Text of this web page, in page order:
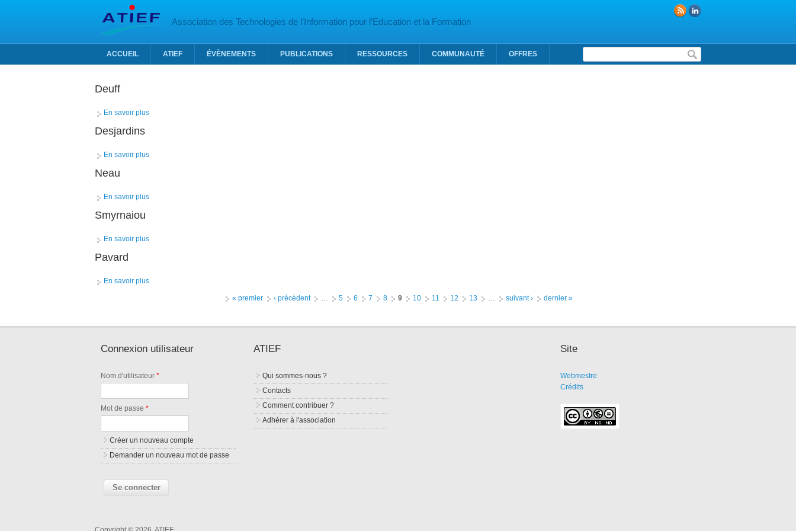
Association des Technologies de l’Information pour l’Education et la Formation
Formulaire de recherche
ACCUEIL ATIEF ÉVÈNEMENTS PUBLICATIONS RESSOURCES COMMUNAUTÉ OFFRES
Deuff
En savoir plus
Desjardins
En savoir plus
Neau
En savoir plus
Smyrnaiou
En savoir plus
Pavard
En savoir plus
« premier ‹ précédent … 5 6 7 8 9 10 11 12 13 … suivant › dernier »
Connexion utilisateur
Nom d'utilisateur*
Mot de passe*
Créer un nouveau compte
Demander un nouveau mot de passe
ATIEF
Qui sommes-nous ?
Contacts
Comment contribuer ?
Adhérer à l'association
Site
Webmestre
Crédits